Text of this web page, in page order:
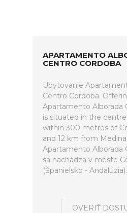
APARTAMENTO
CENTRO CORDOBA
Ubytovanie
Centro Cordoba.
Apartamento Alborada
is situated in the
within 300 metres of
and 12 km from
Apartamento Alborada
sa nachádza v meste
(Španielsko - Andalúzia).
OVERIŤ